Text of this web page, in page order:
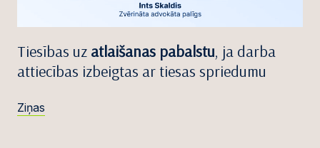
Tiesības uz atlaišanas pabalstu, ja darba
attiecības izbeigtas ar tiesas spriedumu
Ziņas